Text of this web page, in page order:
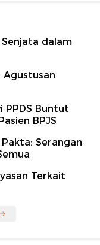
Senjata dalam
Agustusan
PPDS Buntut
BPJS
Serangan
Terkait